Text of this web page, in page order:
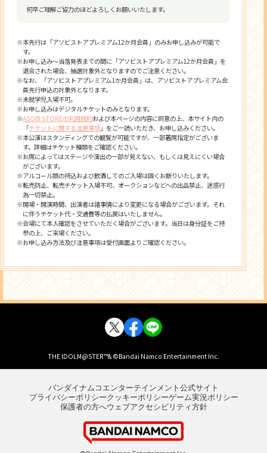
何卒ご理解ご協力のほどよろしくお願いいたします。
※本先行は「アソビストアプレミアム12か月会員」のみお申し込みが可能で
す。
※お申し込み～当落発表までの間に「アソビストアプレミアム12か月会員」を
退会された場合、抽選対象外となりますのでご注意ください。
※なお、「アソビストアプレミアム1か月会員」は、アソビストアプレミアム会
員先行申込の対象外となります。
※未就学児入場不可。
※お申し込みはデジタルチケットのみとなります。
※ASOBI STOREの利用規約および本ページの内容に同意の上、本サイト内の
「チケットに関する注意事項 」をご一読いただき、お申し込みください。
※本公演はスタンディングでの観覧が可能ですが、一部着席指定がございま
す。詳細はチケット種類をご確認ください。
※お席によってはステージや演出の一部が見えない、もしくは見えにくい場合
がございます。
※アルコール類の持込および飲酒してのご入場は固くお断りいたします。
※転売防止、転売チケット入場不可、オークションなどへの出品禁止、迷惑行
為一切禁止。
※開場・開演時間、出演者は諸事情により変更になる場合がございます。それ
に伴うチケット代・交通費等の払戻はいたしません。
※会場にて本人確認をさせていただく場合がございます。当日は身分証をご持
参の上、ご来場ください。
※お申し込み方法及び注意事項は受付画面よりご確認ください。
THE IDOLM@STER™& ©Bandai Namco Entertainment Inc.
バンダイナムコエンターテインメント公式サイト
プライバシーポリシークッキーポリシーゲーム実況ポリシー
保護者の方へウェブアクセシビリティ方針